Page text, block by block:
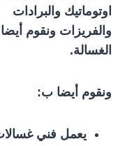
اوتوماتيك والبرادات
والفريزات ونقوم
الغسالة.
ونقوم أيضا ب:
يعمل فني